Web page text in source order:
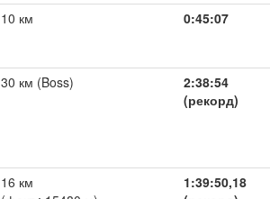
10 км 0:45:07
30 км (Boss)
2:38:54
(рекорд)
16 км
1:39:50,18